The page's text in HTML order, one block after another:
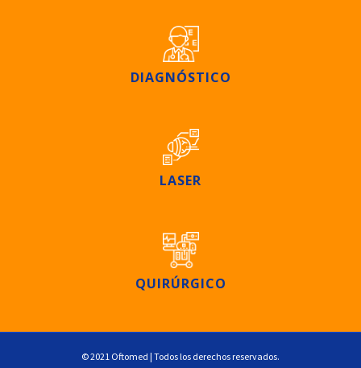
DIAGNÓSTICO
LASER
QUIRÚRGICO
© 2021 Oftomed | Todos los derechos reservados.